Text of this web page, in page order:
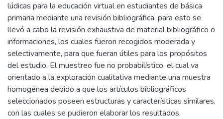
lúdicas para la educación virtual en estudiantes de básica
primaria mediante una revisión bibliográfica, para esto se
llevó a cabo la revisión exhaustiva de material bibliográfico o
informaciones, los cuales fueron recogidos moderada y
selectivamente, para que fueran útiles para los propósitos
del estudio. El muestreo fue no probabilístico, el cual va
orientado a la exploración cualitativa mediante una muestra
homogénea debido a que los artículos bibliográficos
seleccionados poseen estructuras y características similares,
con las cuales se pudieron elaborar los resultados,